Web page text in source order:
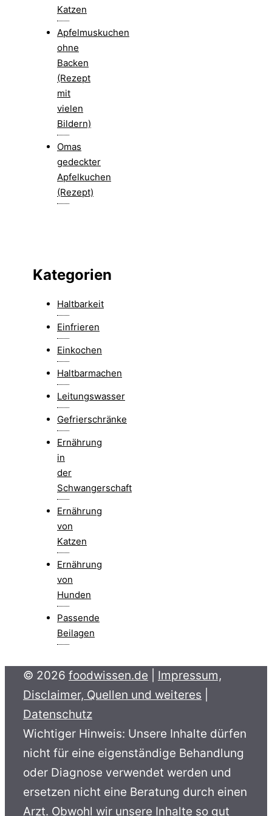
Katzen
Apfelmuskuchen
ohne
Backen
(Rezept
mit
vielen
Bildern)
Omas
gedeckter
Apfelkuchen
(Rezept)
Kategorien
Haltbarkeit
Einfrieren
Einkochen
Haltbarmachen
Leitungswasser
Gefrierschränke
Ernährung
in
der
Schwangerschaft
Ernährung
von
Katzen
Ernährung
von
Hunden
Passende
Beilagen
© 2026 foodwissen.de
Impressum,
Disclaimer, Quellen und weiteres
Datenschutz
Wichtiger Hinweis: Unsere Inhalte dürfen
nicht für eine eigenständige Behandlung
oder Diagnose verwendet werden und
ersetzen nicht eine Beratung durch einen
Arzt. Obwohl wir unsere Inhalte so gut